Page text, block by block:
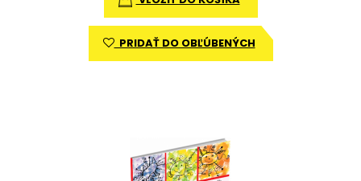
PRIDAŤ DO OBĽÚBENÝCH